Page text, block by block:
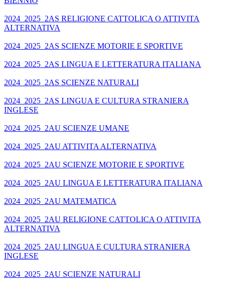
2024_2025_2AS RELIGIONE CATTOLICA O ATTIVITA
ALTERNATIVA
2024_2025_2AS SCIENZE MOTORIE E SPORTIVE
2024_2025_2AS LINGUA E LETTERATURA ITALIANA
2024_2025_2AS SCIENZE NATURALI
2024_2025_2AS LINGUA E CULTURA STRANIERA
INGLESE
2024_2025_2AU SCIENZE UMANE
2024_2025_2AU ATTIVITA ALTERNATIVA
2024_2025_2AU SCIENZE MOTORIE E SPORTIVE
2024_2025_2AU LINGUA E LETTERATURA ITALIANA
2024_2025_2AU MATEMATICA
2024_2025_2AU RELIGIONE CATTOLICA O ATTIVITA
ALTERNATIVA
2024_2025_2AU LINGUA E CULTURA STRANIERA
INGLESE
2024_2025_2AU SCIENZE NATURALI